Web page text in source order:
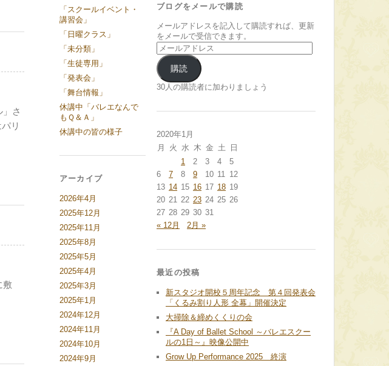
さ
リ
敷
「スクールイベント・
講習会」
「日曜クラス」
「未分類」
「生徒専用」
「発表会」
「舞台情報」
休講中「バレエなんで
もＱ＆Ａ」
休講中の皆の様子
アーカイブ
2026年4月
2025年12月
2025年11月
2025年8月
2025年5月
2025年4月
2025年3月
2025年1月
2024年12月
2024年11月
2024年10月
2024年9月
ブログをメールで購読
メールアドレスを記入して購読すれば、更新
をメールで受信できます。
メ
ー
ル
ア
ド
購読
30人の購読者に加わりましょう
2020年1月
月
火 水 木 金 土
日
1
2 3 4
5
6
7 8 9 10 11 12
13 14 15 16 17 18 19
20 21 22 23 24 25 26
27 28 29 30 31
« 12月
2月 »
最近の投稿
新スタジオ開校５周年記念 第４回発表会
「くるみ割り人形 全幕」開催決定
大掃除＆締めくくりの会
『A Day of Ballet School ～バレエスクー
ルの1日～』映像公開中
Grow Up Performance 2025 終演